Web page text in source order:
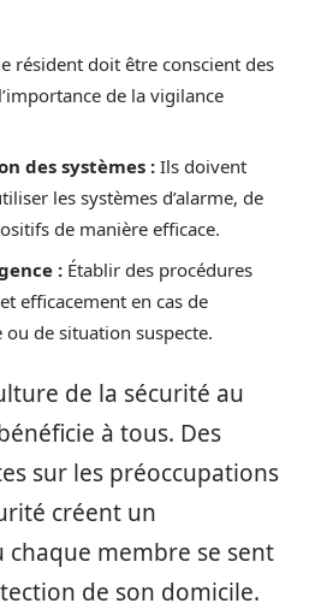
résident doit être conscient des
de la vigilance
des systèmes : Ils doivent
les systèmes d’alarme, de
de manière efficace.
: Établir des procédures
efficacement en cas de
ou de situation suspecte.
de la sécurité au
à tous. Des
sur les préoccupations
créent un
membre se sent
de son domicile.